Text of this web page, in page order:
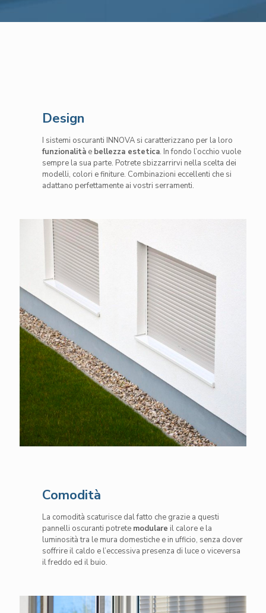
Design
I sistemi oscuranti INNOVA si caratterizzano per la loro
funzionalità e bellezza estetica. In fondo l’occhio vuole
sempre la sua parte. Potrete sbizzarrirvi nella scelta dei
modelli, colori e finiture. Combinazioni eccellenti che si
adattano perfettamente ai vostri serramenti.
Comodità
La comodità scaturisce dal fatto che grazie a questi
pannelli oscuranti potrete modulare il calore e la
luminosità tra le mura domestiche e in ufficio, senza dover
soffrire il caldo e l’eccessiva presenza di luce o viceversa
il freddo ed il buio.